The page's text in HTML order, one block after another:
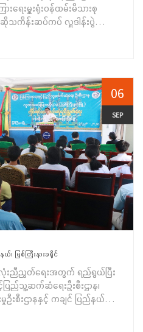
း၊ အမှတ်(၂၅)မူးယစ်ဆေးဝါး
င်ကြီးမှ ရဲအုပ် အောင်ဝေလင်းက
စေတက်သော ဆေးဝါးများ
ရပ်များအကြောင်းကို
န်ထမ်းဦးစီး ဌာနမှ ဦးစီးအရာရှိ
င့်အရေး၊ မသန်စွမ်းအခွင့်အရေး၊
းဆုံးပုံစံဖြင့်ခိုင်းစေခံရသော
း ကိစ္စရပ်များနှင့် လူမှုရေး
ျားအကြောင်းကိုလည်းကောင်း၊
လင်းပြောကြားခဲ့ကြပါသည်။
ထောက်ပံ့ပစ္စည်းများကို ဒေသခံ
းအခွင့်အရေးများကာကွယ်
ည်နယ်ညွှန်ကြားရေး မှူးရုံး
ခြေပြုအသက်မွေးဝမ်းကျောင်း
ာက်ယူခဲ့ရာ ကလောမြို့နယ်
ောင်း သိရှိရပါသည်။&nbsp;
းရေးမှူးရုံးဝန်ထမ်းမိသားစု
သင်္ကန်းဆပ်ကပ် လှူဒါန်းပွဲ
ျားရေးရာဝန်ကြီးဌာန၊ ရှမ်းပြည်
ေးခန်းမ၌ ၂၃-၈-၂၀၂၃ ရက်နေ့
ဧည့်ပရိသတ်များက တောင်ကြီးမြို့၊
ာ်အမှူးပြုသည့် ပင့်သံဃာ (၅) ပါး
င်း၊ ပရိတ်တရားတော်နာယူခြင်း၊
းထံ ဝါဆို သင်္ကန်းနှင့် လှူဖွယ်ဝတ္ထု
များ ပြုလုပ်ခဲ့ကြပါသည်။
များက ဆရာတော်သံဃာတော်
တရားများနာယူကာ ကောင်းမှုကုသိုလ်
ပေး ဝေခဲ့ကြပြီးနောက်
မ်းဆက်ကပ်လှူဒါန်းခဲ့ကြောင်း သိရှိ
06
SEP
၊ မြစ်ကြီးနားခရိုင်
းလုံးညီညွတ်ရေးအတွက် ရည်ရွယ်ပြီး
င့်ပြည်သူ့ဆက်ဆံရေးဦးစီးဌာန၊
ဦးစီးဌာနနှင့် ကချင် ပြည်နယ်
သင်းတို့ ပူးပေါင်းကာ
ဍဖြင့် ပန်းချီ၊ ကျပန်း